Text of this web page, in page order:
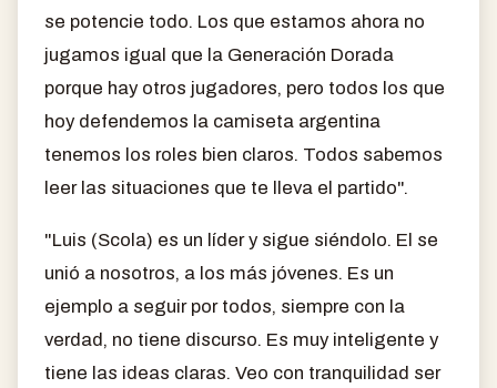
se potencie todo. Los que estamos ahora no
jugamos igual que la Generación Dorada
porque hay otros jugadores, pero todos los que
hoy defendemos la camiseta argentina
tenemos los roles bien claros. Todos sabemos
leer las situaciones que te lleva el partido".
"Luis (Scola) es un líder y sigue siéndolo. El se
unió a nosotros, a los más jóvenes. Es un
ejemplo a seguir por todos, siempre con la
verdad, no tiene discurso. Es muy inteligente y
tiene las ideas claras. Veo con tranquilidad ser